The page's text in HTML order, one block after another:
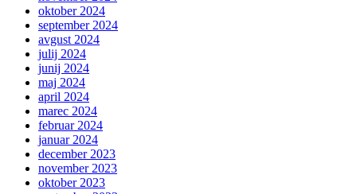
oktober 2024
september 2024
avgust 2024
julij 2024
junij 2024
maj 2024
april 2024
marec 2024
februar 2024
januar 2024
december 2023
november 2023
oktober 2023